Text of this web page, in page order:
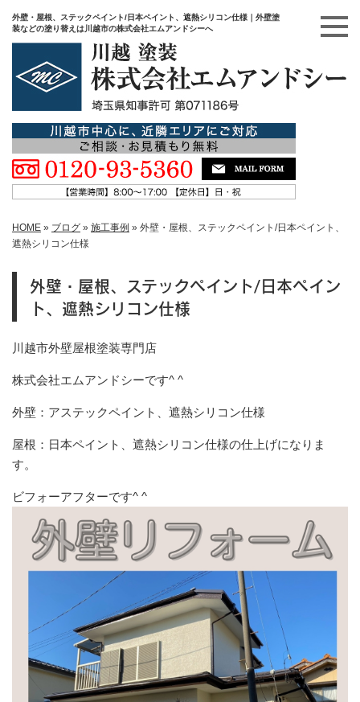
外壁・屋根、ステックペイント/日本ペイント、遮熱シリコン仕様｜外壁塗
装などの塗り替えは川越市の株式会社エムアンドシーへ
HOME » ブログ » 施工事例 » 外壁・屋根、ステックペイント/日本ペイント、
遮熱シリコン仕様
外壁・屋根、ステックペイント/日本ペイン
ト、遮熱シリコン仕様
川越市外壁屋根塗装専門店
株式会社エムアンドシーです^ ^
外壁：アステックペイント、遮熱シリコン仕様
屋根：日本ペイント、遮熱シリコン仕様の仕上げになりま
す。
ビフォーアフターです^ ^